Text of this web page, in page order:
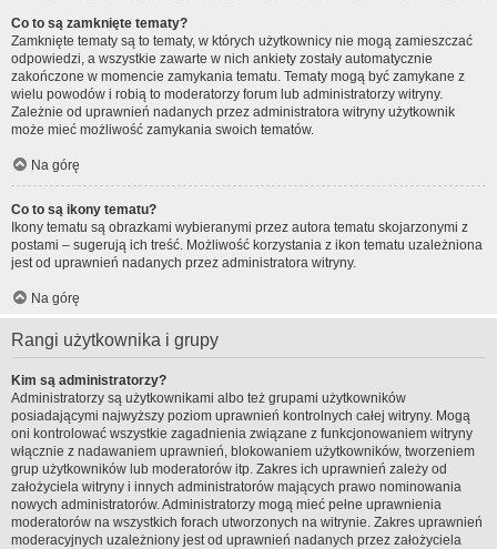
Co to są zamknięte tematy?
Zamknięte tematy są to tematy, w których użytkownicy nie mogą zamieszczać
odpowiedzi, a wszystkie zawarte w nich ankiety zostały automatycznie
zakończone w momencie zamykania tematu. Tematy mogą być zamykane z
wielu powodów i robią to moderatorzy forum lub administratorzy witryny.
Zależnie od uprawnień nadanych przez administratora witryny użytkownik
może mieć możliwość zamykania swoich tematów.
Na górę
Co to są ikony tematu?
Ikony tematu są obrazkami wybieranymi przez autora tematu skojarzonymi z
postami – sugerują ich treść. Możliwość korzystania z ikon tematu uzależniona
jest od uprawnień nadanych przez administratora witryny.
Na górę
Rangi użytkownika i grupy
Kim są administratorzy?
Administratorzy są użytkownikami albo też grupami użytkowników
posiadającymi najwyższy poziom uprawnień kontrolnych całej witryny. Mogą
oni kontrolować wszystkie zagadnienia związane z funkcjonowaniem witryny
włącznie z nadawaniem uprawnień, blokowaniem użytkowników, tworzeniem
grup użytkowników lub moderatorów itp. Zakres ich uprawnień zależy od
założyciela witryny i innych administratorów mających prawo nominowania
nowych administratorów. Administratorzy mogą mieć pełne uprawnienia
moderatorów na wszystkich forach utworzonych na witrynie. Zakres uprawnień
moderacyjnych uzależniony jest od uprawnień nadanych przez założyciela